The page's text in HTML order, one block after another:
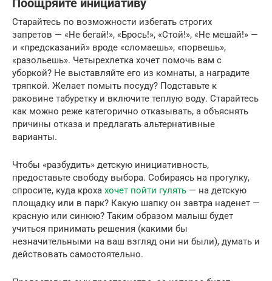
Поощряйте инициативу
Старайтесь по возможности избегать строгих
запретов — «Не бегай!», «Брось!», «Стой!», «Не мешай!» —
и «предсказаний» вроде «сломаешь», «порвешь»,
«разольешь». Четырехлетка хочет помочь вам с
уборкой? Не выставляйте его из комнаты, а наградите
тряпкой. Желает помыть посуду? Подставьте к
раковине табуретку и включите теплую воду. Старайтесь
как можно реже категорично отказывать, а объяснять
причины отказа и предлагать альтернативные
варианты.
Чтобы «разбудить» детскую инициативность,
предоставьте свободу выбора. Собираясь на прогулку,
спросите, куда кроха хочет пойти гулять — на детскую
площадку или в парк? Какую шапку он завтра наденет —
красную или синюю? Таким образом малыш будет
учиться принимать решения (какими бы
незначительными на ваш взгляд они ни были), думать и
действовать самостоятельно.